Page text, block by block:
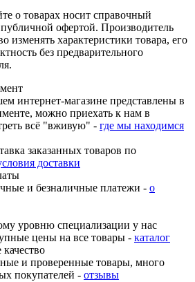
о товарах носит справочный
публичной офертой. Производитель
изменять характеристики товара, его
без предварительного
интернет-магазине представлены в
можно приехать к нам в
всё "вживую" - где мы находимся
заказанных товаров по
доставки
и безналичные платежи - о
уровню специализации у нас
цены на все товары - каталог
и проверенные товары, много
покупателей - отзывы